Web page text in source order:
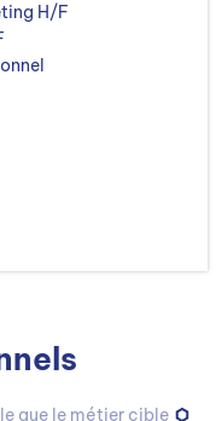
H/F
que le métier cible